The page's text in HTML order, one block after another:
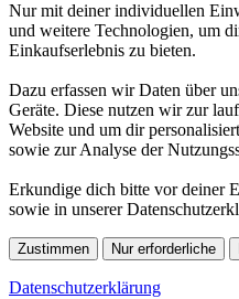
Nur mit deiner individuellen
und weitere Technologien, um
Einkaufserlebnis zu bieten.
Dazu erfassen wir Daten über
Geräte. Diese nutzen wir zur
Website und um dir
sowie zur Analyse der
Erkundige dich bitte vor deiner
sowie in unserer
Zustimmen Nur erforderliche
Datenschutzerklärung